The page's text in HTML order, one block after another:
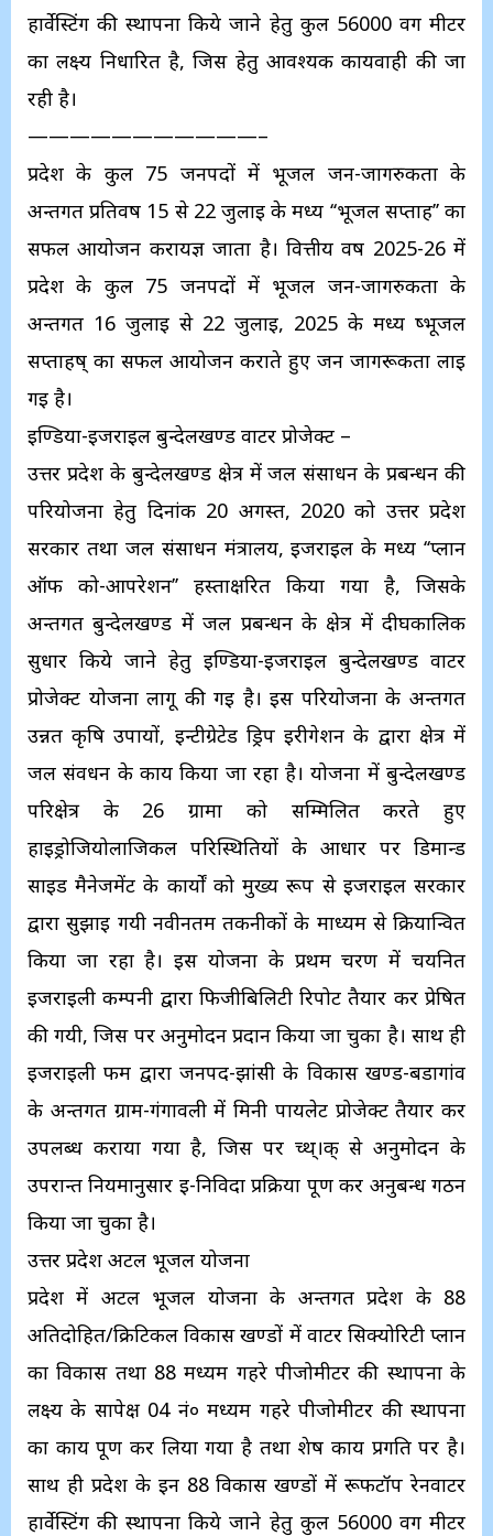
हार्वेस्टिंग की स्थापना किये जाने हेतु कुल 56000 वर्ग मीटर
का लक्ष्य निर्धारित है, जिस हेतु आवश्यक कार्यवाही की जा
रही है।
———————————–
प्रदेश के कुल 75 जनपदों में भूजल जन-जागरुकता के
अन्तर्गत प्रतिवर्ष 15 से 22 जुलाई के मध्य ‘‘भूजल सप्ताह’’ का
सफल आयोजन करायज्ञ जाता है। वित्तीय वर्ष 2025-26 में
प्रदेश के कुल 75 जनपदों में भूजल जन-जागरुकता के
अन्तर्गत 16 जुलाई से 22 जुलाई, 2025 के मध्य ष्भूजल
सप्ताहष् का सफल आयोजन कराते हुए जन जागरूकता लाई
गई है।
इण्डिया-इजराइल बुन्देलखण्ड वाटर प्रोजेक्ट –
उत्तर प्रदेश के बुन्देलखण्ड क्षेत्र में जल संसाधन के प्रबन्धन की
परियोजना हेतु दिनांक 20 अगस्त, 2020 को उत्तर प्रदेश
सरकार तथा जल संसाधन मंत्रालय, इजराइल के मध्य ‘‘प्लान
ऑफ को-आपरेशन’’ हस्ताक्षरित किया गया है, जिसके
अन्तर्गत बुन्देलखण्ड में जल प्रबन्धन के क्षेत्र में दीर्घकालिक
सुधार किये जाने हेतु इण्डिया-इजराइल बुन्देलखण्ड वाटर
प्रोजेक्ट योजना लागू की गई है। इस परियोजना के अन्तर्गत
उन्नत कृषि उपायों, इन्टीग्रेटेड ड्रिप इरीगेशन के द्वारा क्षेत्र में
जल संवर्धन के कार्य किया जा रहा है। योजना में बुन्देलखण्ड
परिक्षेत्र के 26 ग्रार्मा को सम्मिलित करते हुए
हाइड्रोजियोलाजिकल परिस्थितियों के आधार पर डिमान्ड
साइड मैनेजमेंट के कार्यों को मुख्य रूप से इजराइल सरकार
द्वारा सुझाई गयी नवीनतम तकनीकों के माध्यम से क्रियान्वित
किया जा रहा है। इस योजना के प्रथम चरण में चयनित
इजराइली कम्पनी द्वारा फिजीबिलिटी रिपोर्ट तैयार कर प्रेषित
की गयी, जिस पर अनुमोदन प्रदान किया जा चुका है। साथ ही
इजराइली फर्म द्वारा जनपद-झांसी के विकास खण्ड-बडागांव
के अन्तर्गत ग्राम-गंगावली में मिनी पायलेट प्रोजेक्ट तैयार कर
उपलब्ध कराया गया है, जिस पर च्थ्।क् से अनुमोदन के
उपरान्त नियमानुसार ई-निविदा प्रक्रिया पूर्ण कर अनुबन्ध गठन
किया जा चुका है।
उत्तर प्रदेश अटल भूजल योजना
प्रदेश में अटल भूजल योजना के अन्तर्गत प्रदेश के 88
अतिदोहित/क्रिटिकल विकास खण्डों में वाटर सिक्योरिटी प्लान
का विकास तथा 88 मध्यम गहरे पीजोमीटर की स्थापना के
लक्ष्य के सापेक्ष 04 नं० मध्यम गहरे पीजोमीटर की स्थापना
का कार्य पूर्ण कर लिया गया है तथा शेष कार्य प्रगति पर है।
साथ ही प्रदेश के इन 88 विकास खण्डों में रूफटॉप रेनवाटर
हार्वेस्टिंग की स्थापना किये जाने हेतु कुल 56000 वर्ग मीटर